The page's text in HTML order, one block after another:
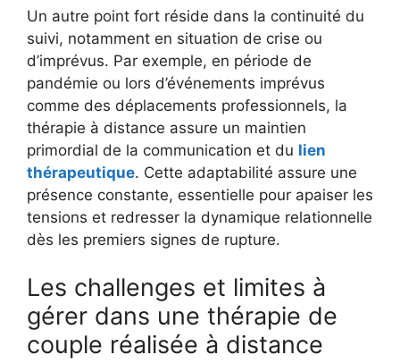
Un autre point fort réside dans la continuité du
suivi, notamment en situation de crise ou
d’imprévus. Par exemple, en période de
pandémie ou lors d’événements imprévus
comme des déplacements professionnels, la
thérapie à distance assure un maintien
primordial de la communication et du lien
thérapeutique. Cette adaptabilité assure une
présence constante, essentielle pour apaiser les
tensions et redresser la dynamique relationnelle
dès les premiers signes de rupture.
Les challenges et limites à
gérer dans une thérapie de
couple réalisée à distance